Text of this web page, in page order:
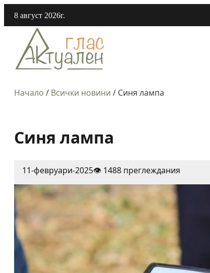
8 август 2026г.
Начало / Всички новини / Синя лампа
Синя лампа
11-февруари-2025👁️ 1488 преглеждания